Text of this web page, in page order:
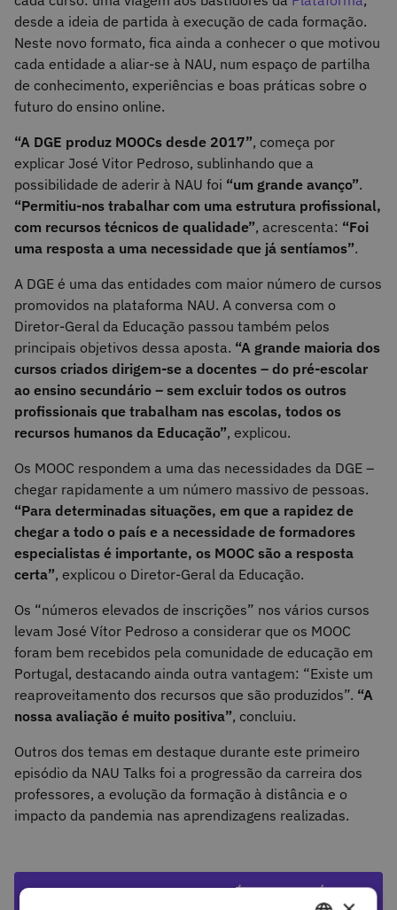
desde a ideia de partida à execução de cada formação.
Neste novo formato, fica ainda a conhecer o que motivou
cada entidade a aliar-se à NAU, num espaço de partilha
de conhecimento, experiências e boas práticas sobre o
futuro do ensino online.
“A DGE produz MOOCs desde 2017”, começa por
explicar José Vitor Pedroso, sublinhando que a
possibilidade de aderir à NAU foi “um grande avanço”.
“Permitiu-nos trabalhar com uma estrutura profissional,
com recursos técnicos de qualidade”, acrescenta: “Foi
uma resposta a uma necessidade que já sentíamos”.
A DGE é uma das entidades com maior número de cursos
promovidos na plataforma NAU. A conversa com o
Diretor-Geral da Educação passou também pelos
principais objetivos dessa aposta. “A grande maioria dos
cursos criados dirigem-se a docentes – do pré-escolar
ao ensino secundário – sem excluir todos os outros
profissionais que trabalham nas escolas, todos os
recursos humanos da Educação”, explicou.
Os MOOC respondem a uma das necessidades da DGE –
chegar rapidamente a um número massivo de pessoas.
“Para determinadas situações, em que a rapidez de
chegar a todo o país e a necessidade de formadores
especialistas é importante, os MOOC são a resposta
certa”, explicou o Diretor-Geral da Educação.
Os “números elevados de inscrições” nos vários cursos
levam José Vítor Pedroso a considerar que os MOOC
foram bem recebidos pela comunidade de educação em
Portugal, destacando ainda outra vantagem: “Existe um
reaproveitamento dos recursos que são produzidos”. “A
nossa avaliação é muito positiva”, concluiu.
Outros dos temas em destaque durante este primeiro
episódio da NAU Talks foi a progressão da carreira dos
professores, a evolução da formação à distância e o
impacto da pandemia nas aprendizagens realizadas.
ASSISTA AO PRIMEIRO EPISÓDIO ATRAVÉS DO